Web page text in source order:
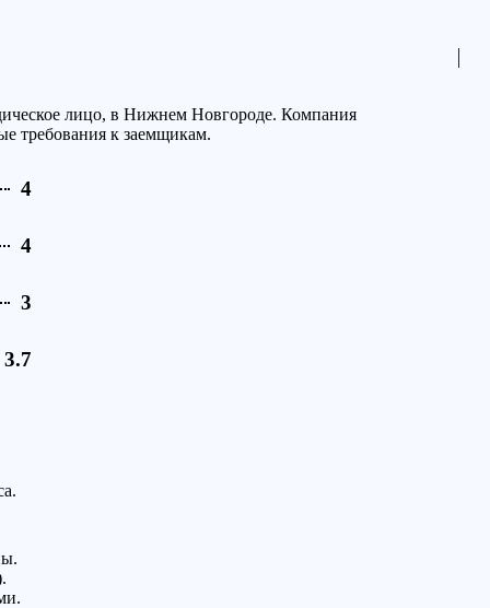
лицо, в Нижнем Новгороде. Компания
требования к заемщикам.
4
4
3
3.7